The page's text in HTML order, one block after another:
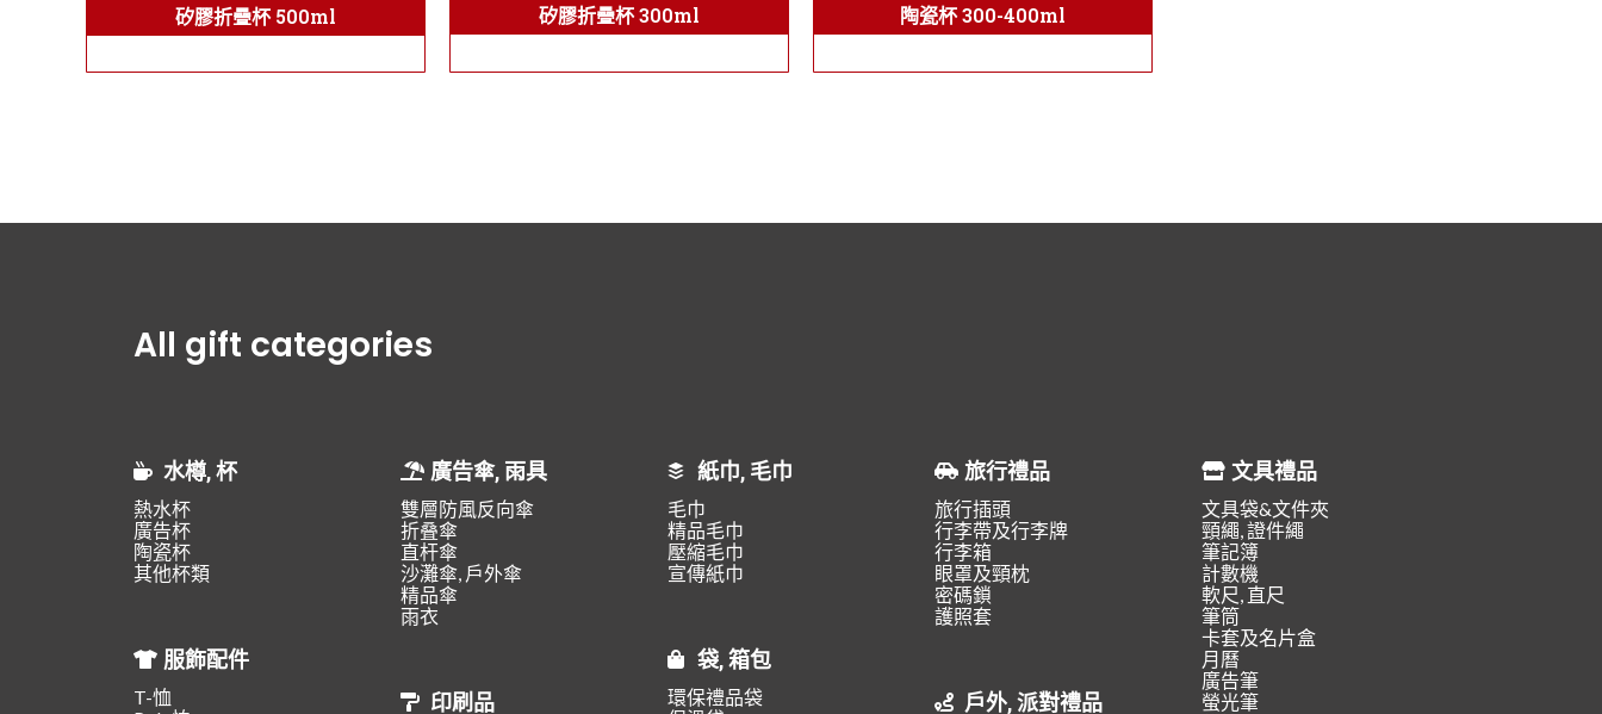
矽膠折疊杯 500ml 矽膠折疊杯 300ml 陶瓷杯 300-400ml
All gift categories
水樽, 杯
熱水杯
廣告杯
陶瓷杯
其他杯類
服飾配件
T-恤
廣告傘, 雨具
雙層防風反向傘
折叠傘
直杆傘
沙灘傘, 戶外傘
精品傘
雨衣
印刷品
紙巾, 毛巾
毛巾
精品毛巾
壓縮毛巾
宣傳紙巾
袋, 箱包
環保禮品袋
旅行禮品
旅行插頭
行李帶及行李牌
行李箱
眼罩及頸枕
密碼鎖
護照套
戶外, 派對禮品
文具禮品
文具袋&文件夾
頸繩, 證件繩
筆記簿
計數機
軟尺, 直尺
筆筒
卡套及名片盒
月曆
廣告筆
螢光筆